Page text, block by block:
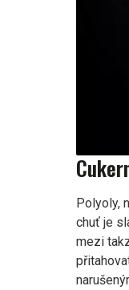
Polyoly,
chuť je
mezi